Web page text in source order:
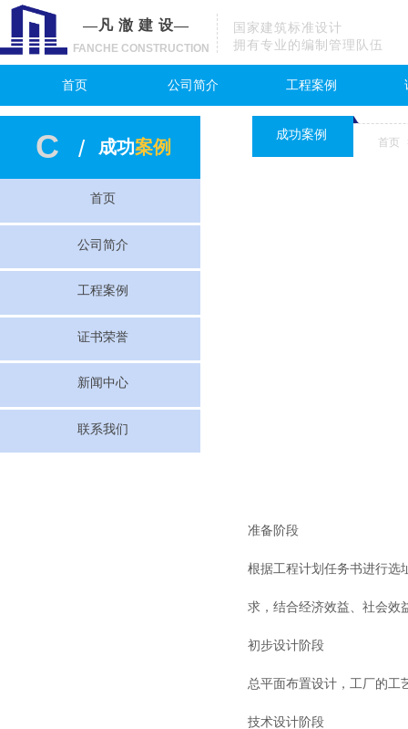
—凡 澈 建 设—
国家建筑标准设计
拥有专业的编制管理队伍
FANCHE CONSTRUCTION
首页 公司简介 工程案例
C 成功案例
/ 成功案例 首页
首页
公司简介
工程案例
证书荣誉
新闻中心
联系我们
准备阶段
根据工程计划任务书进行选
求，结合经济效益、社会效
初步设计阶段
总平面布置设计，工厂的工
技术设计阶段